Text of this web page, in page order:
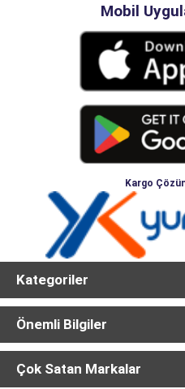
Mobil
Kargo
Kategoriler
Önemli Bilgiler
Çok Satan Markalar